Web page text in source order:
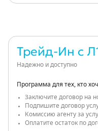
Трейд-Ин с
Надежно и доступно
Программа для тех, кто
Заключите договор на
Подпишите договор
Комиссию агенту за
Оплатите остаток по